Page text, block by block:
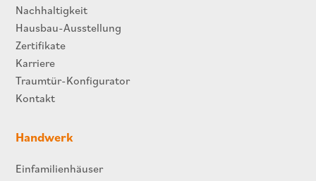
Nachhaltigkeit
Hausbau-Ausstellung
Zertifikate
Karriere
Traumtür-Konfigurator
Kontakt
Handwerk
Einfamilienhäuser